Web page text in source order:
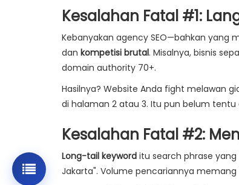
Kesalahan Fatal #1:
Kebanyakan agency SEO—bahkan yang
dan kompetisi brutal. Misalnya, bisnis
domain authority 70+.
Hasilnya? Website Anda fight melawan
di halaman 2 atau 3. Itu pun belum
Kesalahan Fatal #2:
Long-tail keyword itu search phrase
Jakarta". Volume pencariannya memang